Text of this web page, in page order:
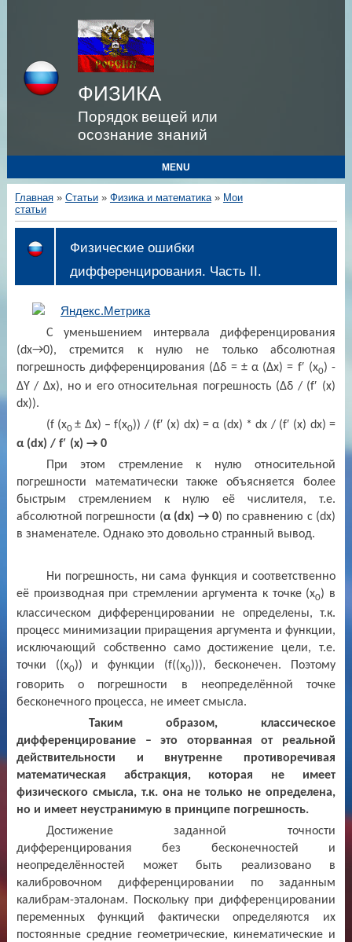
ФИЗИКА
Порядок вещей или
осознание знаний
MENU
Главная» Статьи» Физика и математика» Мои
статьи
Физические ошибки
дифференцирования. Часть II.
С уменьшением интервала дифференцирования
(dx→0), стремится к нулю не только абсолютная
погрешность дифференцирования (∆δ = ± α (∆x) = f′ (x0) -
∆Y / ∆x), но и его относительная погрешность (∆δ / (f′ (x)
dx)).
(f(x0± ∆х) –f(x0)) / (f′ (x) dx) = α (dx) *dx / (f′ (x) dx) =
α (dx) / f′ (x) → 0
При этом стремление к нулю относительной
погрешности математически также объясняется более
быстрым стремлением к нулю её числителя, т.е.
абсолютной погрешности (α (dx) → 0) по сравнению с (dx)
в знаменателе. Однако это довольно странный вывод.
Ни погрешность, ни сама функция и соответственно
её производная при стремлении аргумента к точке (х0) в
классическом дифференцировании не определены, т.к.
процесс минимизации приращения аргумента и функции,
исключающий собственно само достижение цели, т.е.
точки ((х0)) и функции (f((х0))), бесконечен. Поэтому
говорить о погрешности в неопределённой точке
бесконечного процесса, не имеет смысла.
Таким образом, классическое
дифференцирование – это оторванная от реальной
действительности и внутренне противоречивая
математическая абстракция, которая не имеет
физического смысла, т.к. она не только не определена,
но и имеет неустранимую в принципе погрешность.
Достижение заданной точности
дифференцирования без бесконечностей и
неопределённостей может быть реализовано в
калибровочном дифференцировании по заданным
калибрам-эталонам. Поскольку при дифференцировании
переменных функций фактически определяются их
постоянные средние геометрические, кинематические и